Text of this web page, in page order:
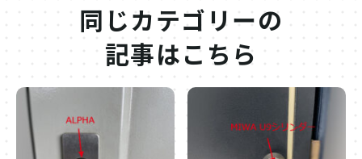
同じカテゴリーの
記事はこちら